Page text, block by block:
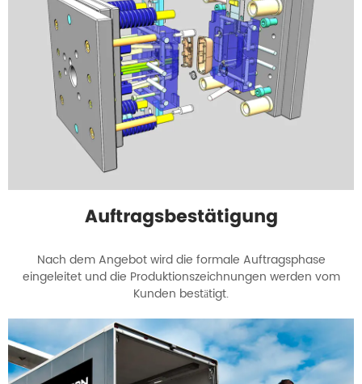
Auftragsbestätigung
Nach dem Angebot wird die formale Auftragsphase
eingeleitet und die Produktionszeichnungen werden vom
Kunden bestätigt.